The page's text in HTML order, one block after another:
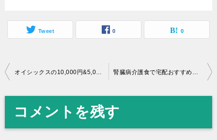
Tweet 0 0
投
稿
ナ
ビ
オイシックスの10,000円&5,000円クーポンの入手方法とお得な使い方を徹底解説！ 腎臓病介護食で宅配おすすめはいたわり食堂の理由！メリットやメニューは？
コメントを残す